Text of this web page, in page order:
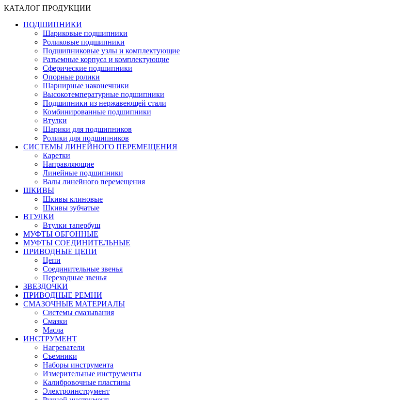
КАТАЛОГ ПРОДУКЦИИ
ПОДШИПНИКИ
Шариковые подшипники
Роликовые подшипники
Подшипниковые узлы и комплектующие
Разъемные корпуса и комплектующие
Сферические подшипники
Опорные ролики
Шарнирные наконечники
Высокотемпературные подшипники
Подшипники из нержавеющей стали
Комбинированные подшипники
Втулки
Шарики для подшипников
Ролики для подшипников
СИСТЕМЫ ЛИНЕЙНОГО ПЕРЕМЕЩЕНИЯ
Каретки
Направляющие
Линейные подшипники
Валы линейного перемещения
ШКИВЫ
Шкивы клиновые
Шкивы зубчатые
ВТУЛКИ
Втулки тапербуш
МУФТЫ ОБГОННЫЕ
МУФТЫ СОЕДИНИТЕЛЬНЫЕ
ПРИВОДНЫЕ ЦЕПИ
Цепи
Соединительные звенья
Переходные звенья
ЗВЕЗДОЧКИ
ПРИВОДНЫЕ РЕМНИ
СМАЗОЧНЫЕ МАТЕРИАЛЫ
Системы смазывания
Смазки
Масла
ИНСТРУМЕНТ
Нагреватели
Съемники
Наборы инструмента
Измерительные инструменты
Калибровочные пластины
Электроинструмент